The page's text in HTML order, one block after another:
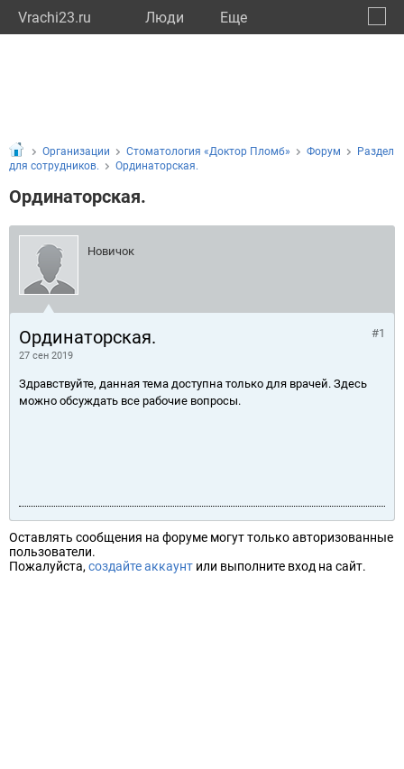
Vrachi23.ru Люди Eще
Организации Стоматология «Доктор Пломб» Форум
Раздел
для сотрудников.
Ординаторская.
Ординаторская.
Новичок
Ординаторская.
27 сен 2019
#1
Здравствуйте, данная тема доступна только для врачей. Здесь
можно обсуждать все рабочие вопросы.
Оставлять сообщения на форуме могут только авторизованные
пользователи.
Пожалуйста, создайте аккаунт или выполните вход на сайт.